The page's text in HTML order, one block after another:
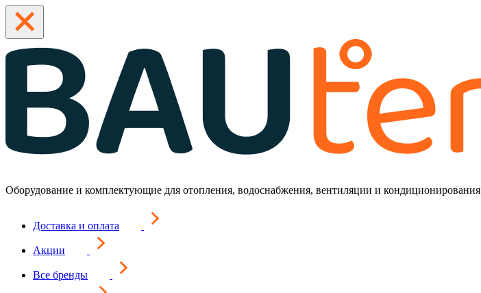
Оборудование и комплектующие для отопления, водоснабжения, вентиляции и кондиционирования
Доставка и оплата
Акции
Все бренды